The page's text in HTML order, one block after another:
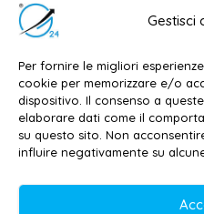
Gestisci
Per fornire le migliori
cookie per memorizzare e/o
dispositivo. Il consenso a
elaborare dati come il
su questo sito. Non
influire negativamente su
Editore e direttore
Dott. Daniele G. Masciullo
Email:
Contatti –Disclaimer
Privacy policy –Cookie